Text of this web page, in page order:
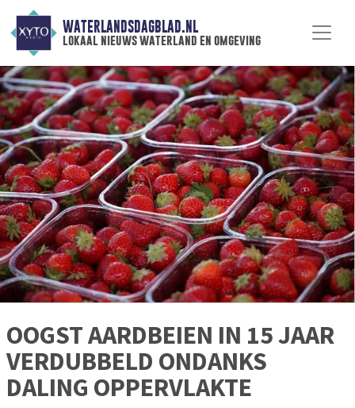
WATERLANDSDAGBLAD.NL
lokaal nieuws waterland en omgeving
OOGST AARDBEIEN IN 15 JAAR
VERDUBBELD ONDANKS
DALING OPPERVLAKTE